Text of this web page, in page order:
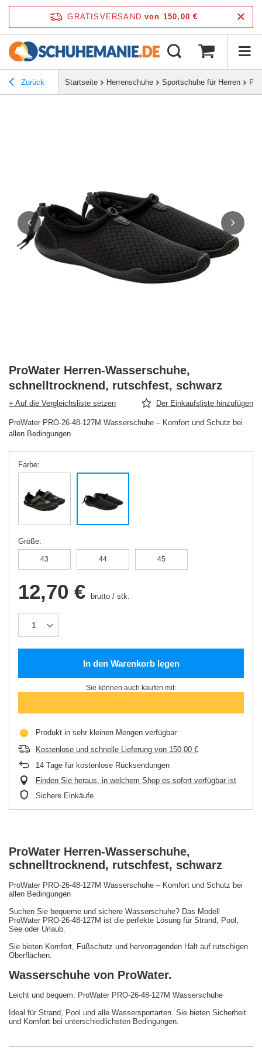
GRATISVERSAND von 150,00 €
Zurück Startseite Herrenschuhe Sportschuhe für Herren
ProWater Herren-Wasserschuhe,
schnelltrocknend, rutschfest, schwarz
+ Auf die Vergleichsliste setzen Der Einkaufsliste hinzufügen
ProWater PRO-26-48-127M Wasserschuhe – Komfort und Schutz bei
allen Bedingungen
Farbe
Größe
43 44 45
12,70 € brutto / stk.
In den Warenkorb legen
Sie können auch kaufen mit:
Produkt in sehr kleinen Mengen verfügbar
Kostenlose und schnelle Lieferung von 150,00 €
14 Tage für kostenlose Rücksendungen
Finden Sie heraus, in welchem Shop es sofort verfügbar ist
Sichere Einkäufe
ProWater Herren-Wasserschuhe,
schnelltrocknend, rutschfest, schwarz
ProWater PRO-26-48-127M Wasserschuhe – Komfort und Schutz bei
allen Bedingungen
Suchen Sie bequeme und sichere Wasserschuhe? Das Modell
ProWater PRO-26-48-127M ist die perfekte Lösung für Strand, Pool,
See oder Urlaub.
Sie bieten Komfort, Fußschutz und hervorragenden Halt auf rutschigen
Oberflächen.
Wasserschuhe von ProWater.
Leicht und bequem: ProWater PRO-26-48-127M Wasserschuhe
Ideal für Strand, Pool und alle Wassersportarten. Sie bieten Sicherheit
und Komfort bei unterschiedlichsten Bedingungen.